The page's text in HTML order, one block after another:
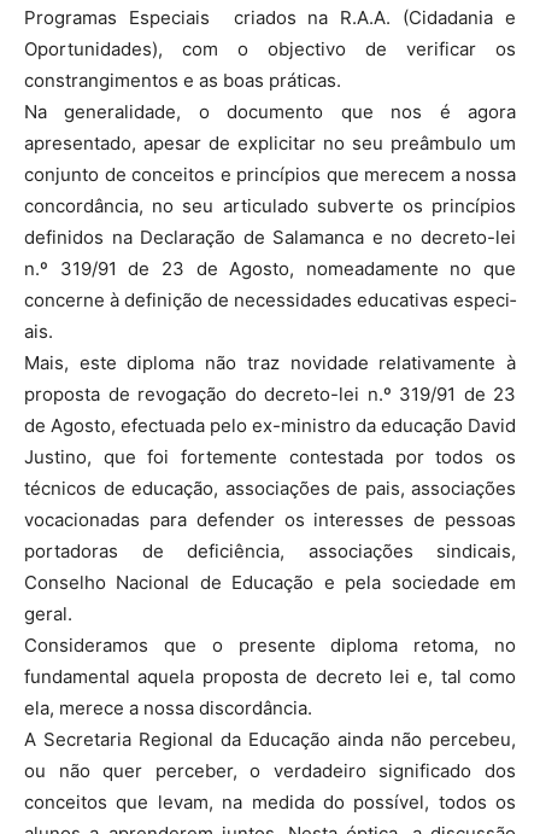
Programas Especiais criados na R.A.A. (Cidadania e
Oportunidades), com o objectivo de verificar os
constrangimentos e as boas práticas.
Na generalidade, o documento que nos é agora
apresentado, apesar de explicitar no seu preâmbulo um
conjunto de conceitos e princípios que merecem a nossa
concordância, no seu articulado subverte os princípios
defi­nidos na Declaração de Salamanca e no decreto-lei
n.º 319/91 de 23 de Agosto, no­meadamente no que
concerne à definição de necessidades educativas es­pe­ci­
ais.
Mais, este diploma não traz novidade relativamente à
proposta de revogação do decreto-lei n.º 319/91 de 23
de Agosto, efectuada pelo ex-ministro da educação David
Justino, que foi fortemente contestada por todos os
técnicos de educação, associações de pais, asso­cia­ções
vocacionadas para defender os interesses de pessoas
portadoras de de­ficiência, associações sindicais,
Conselho Nacional de Educação e pela sociedade em
geral.
Consideramos que o presente diploma retoma, no
fundamental aquela proposta de decreto lei e, tal como
ela, merece a nossa discordância.
A Secretaria Regional da Educação ainda não percebeu,
ou não quer perceber, o verdadeiro significado dos
conceitos que levam, na medida do possível, todos os